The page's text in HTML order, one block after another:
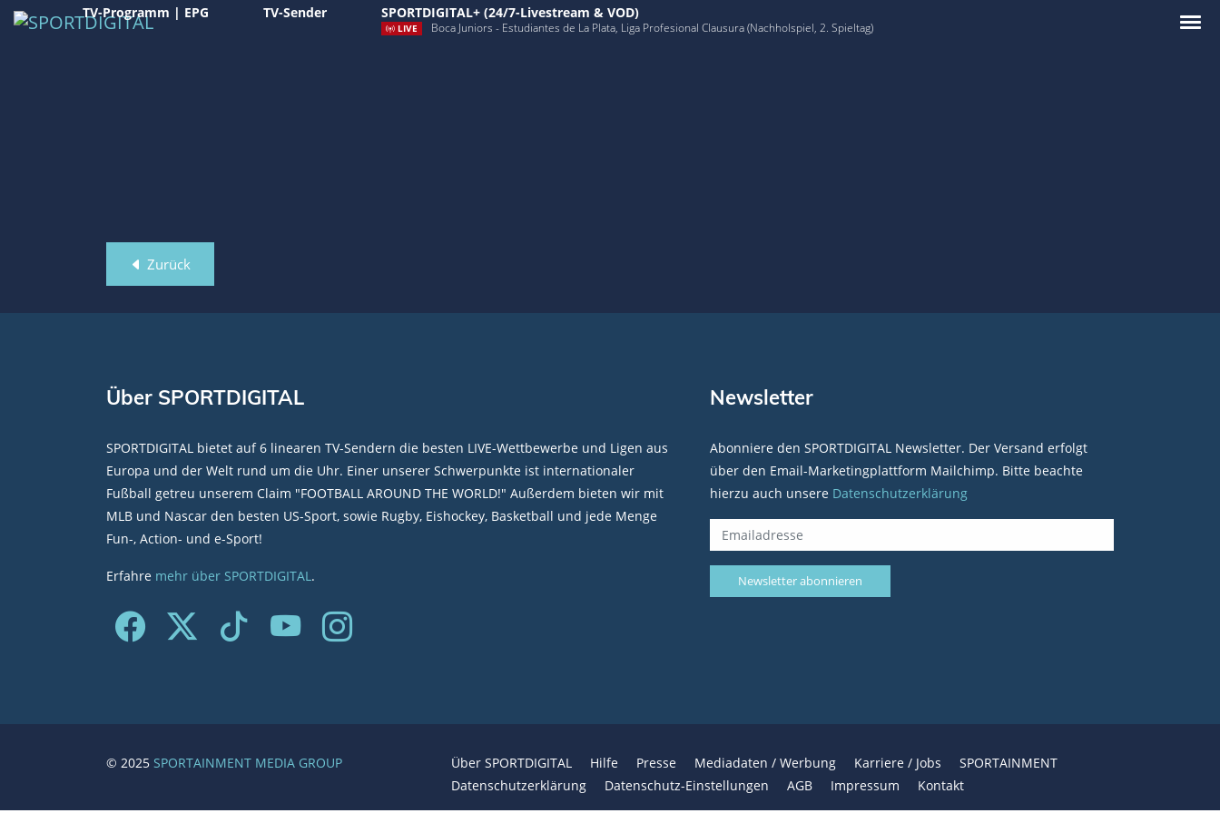
TV-Programm | EPG TV-Sender SPORTDIGITAL+ (24/7-Livestream & VOD)
LIVE Boca Juniors - Estudiantes de La Plata, Liga Profesional Clausura (Nachholspiel, 2. Spieltag)
Zurück
Über SPORTDIGITAL
SPORTDIGITAL bietet auf 6 linearen TV-Sendern die besten LIVE-Wettbewerbe und Ligen aus
Europa und der Welt rund um die Uhr. Einer unserer Schwerpunkte ist internationaler
Fußball getreu unserem Claim "FOOTBALL AROUND THE WORLD!" Außerdem bieten wir mit
MLB und Nascar den besten US-Sport, sowie Rugby, Eishockey, Basketball und jede Menge
Fun-, Action- und e-Sport!
Erfahre mehr über SPORTDIGITAL.
Newsletter
Abonniere den SPORTDIGITAL Newsletter. Der Versand erfolgt
über den Email-Marketingplattform Mailchimp. Bitte beachte
hierzu auch unsere Datenschutzerklärung
© 2025 SPORTAINMENT MEDIA GROUP Über SPORTDIGITAL Hilfe Presse Mediadaten / Werbung Karriere / Jobs
SPORTAINMENT
Datenschutzerklärung
Datenschutz-Einstellungen AGB Impressum Kontakt